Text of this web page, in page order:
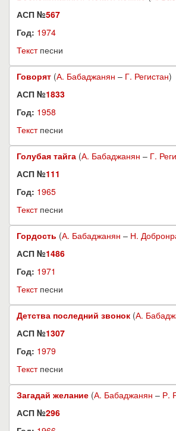
АСП №567
Год: 1974
Текстпесни
Говорят (А. Бабаджанян – Г. Регистан)
АСП №1833
Год: 1958
Текстпесни
Голубая тайга (А. Бабаджанян – Г.
АСП №111
Год: 1965
Текстпесни
Гордость (А. Бабаджанян – Н.
АСП №1486
Год: 1971
Текстпесни
Детства последний звонок (А.
АСП №1307
Год: 1979
Текстпесни
Загадай желание (А. Бабаджанян – Р.
АСП №296